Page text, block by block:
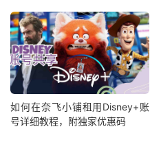
如何在奈飞小铺租用Disney+账
号详细教程，附独家优惠码